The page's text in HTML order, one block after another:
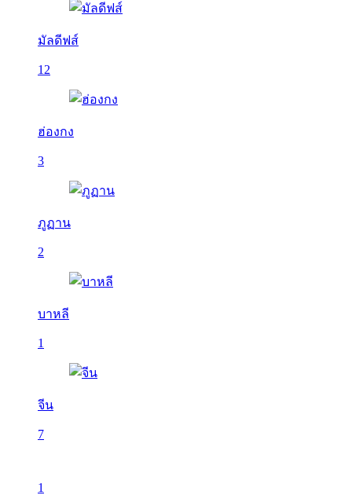
มัลดีฟส์
12
ฮ่องกง
3
ภูฏาน
2
บาหลี
1
จีน
7
1